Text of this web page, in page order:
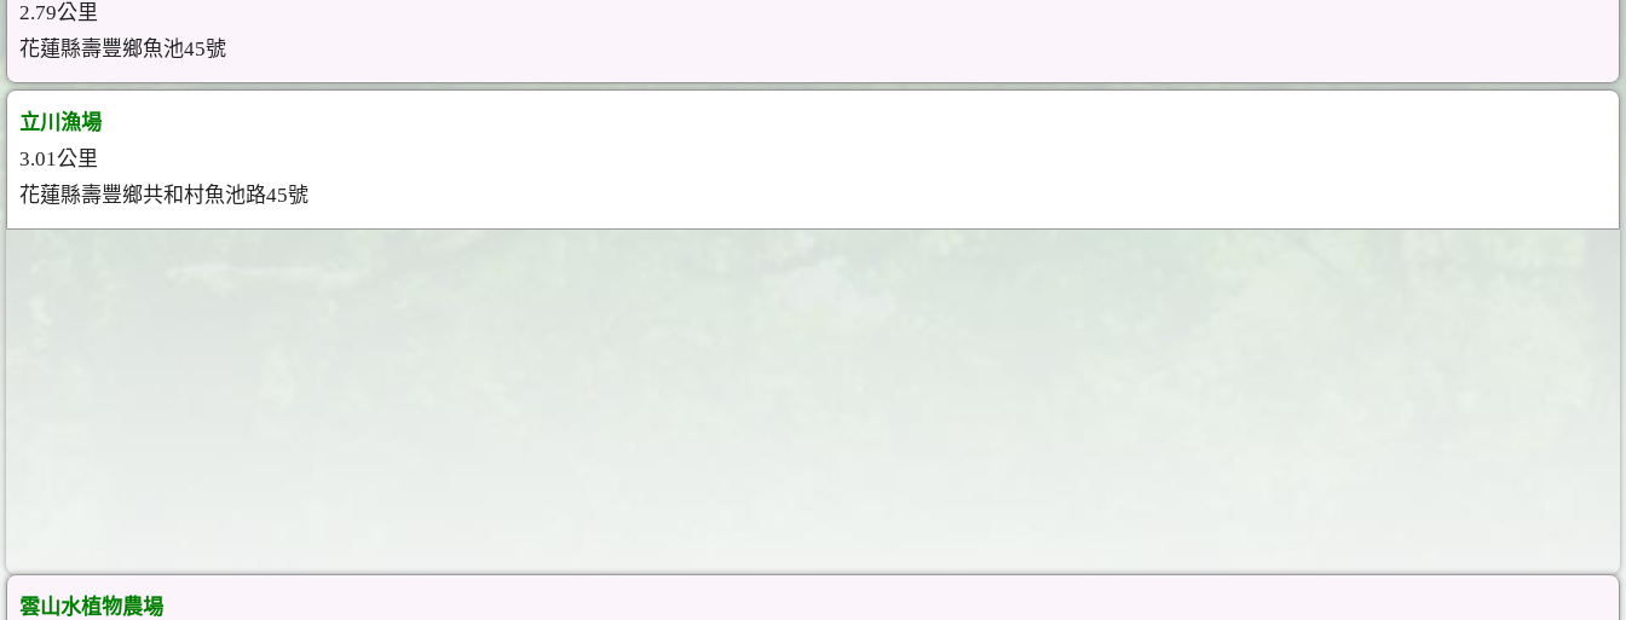
2.79公里
花蓮縣壽豐鄉魚池45號
立川漁場
3.01公里
花蓮縣壽豐鄉共和村魚池路45號
雲山水植物農場